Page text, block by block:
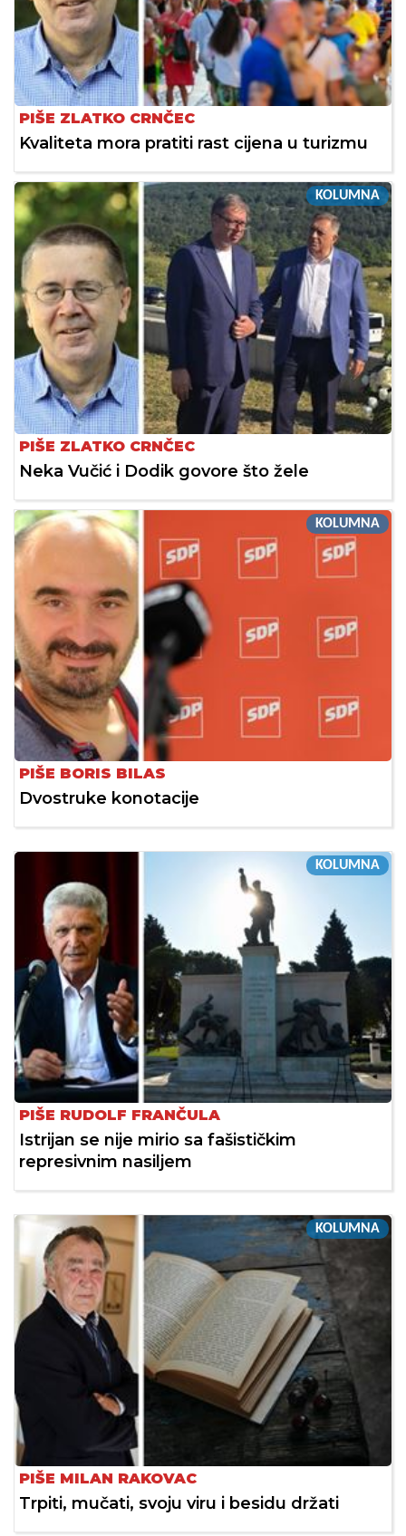
PIŠE ZLATKO CRNČEC
Kvaliteta mora pratiti rast cijena u turizmu
KOLUMNA
PIŠE ZLATKO CRNČEC
Neka Vučić i Dodik govore što žele
KOLUMNA
PIŠE BORIS BILAS
Dvostruke konotacije
KOLUMNA
PIŠE RUDOLF FRANČULA
Istrijan se nije mirio sa fašističkim
represivnim nasiljem
KOLUMNA
PIŠE MILAN RAKOVAC
Trpiti, mučati, svoju viru i besidu držati